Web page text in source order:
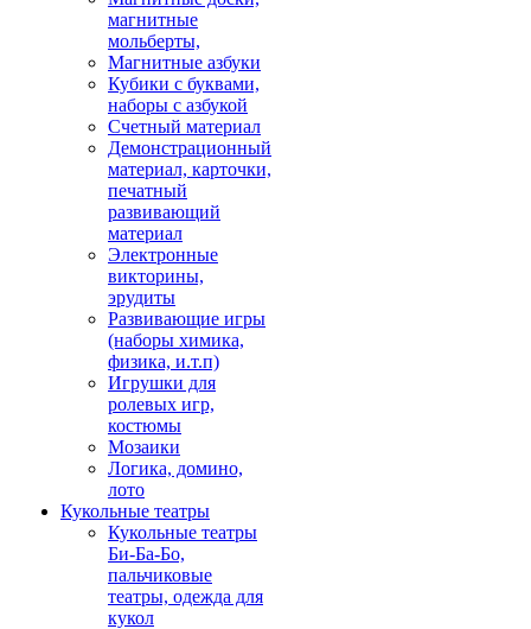
магнитные
мольберты,
Магнитные азбуки
Кубики с буквами,
наборы с азбукой
Счетный материал
Демонстрационный
материал, карточки,
печатный
развивающий
материал
Электронные
викторины,
эрудиты
Развивающие игры
(наборы химика,
физика, и.т.п)
Игрушки для
ролевых игр,
костюмы
Мозаики
Логика, домино,
лото
Кукольные театры
Кукольные театры
Би-Ба-Бо,
пальчиковые
театры, одежда для
кукол